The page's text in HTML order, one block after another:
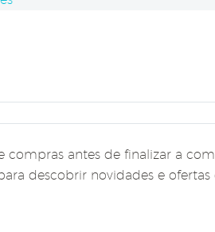
antes de finalizar a
descobrir novidades e ofertas